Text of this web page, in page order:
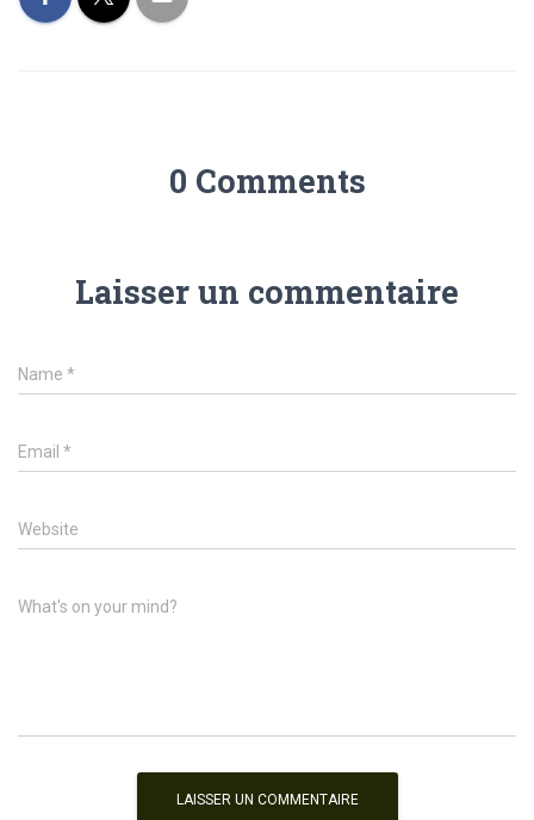
0 Comments
Laisser un commentaire
Name *
Email *
Website
What's on your mind?